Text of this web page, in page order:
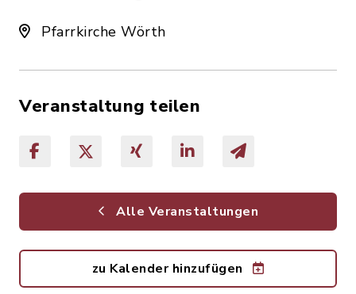
Pfarrkirche Wörth
Veranstaltung teilen
Alle Veranstaltungen
zu Kalender hinzufügen